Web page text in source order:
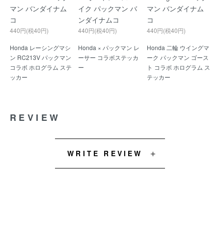
マン バンダイナム
コ
440円(税40円)
Honda レーシングマシ
ン RC213V パックマン
コラボ ホログラム ステ
ッカー
イク パックマン バ
ンダイナムコ
440円(税40円)
Honda × パックマン レ
ーサー コラボステッカ
ー
マン バンダイナム
コ
440円(税40円)
Honda 二輪 ウイングマ
ーク パックマン ゴース
ト コラボ ホログラム ス
テッカー
REVIEW
WRITE REVIEW